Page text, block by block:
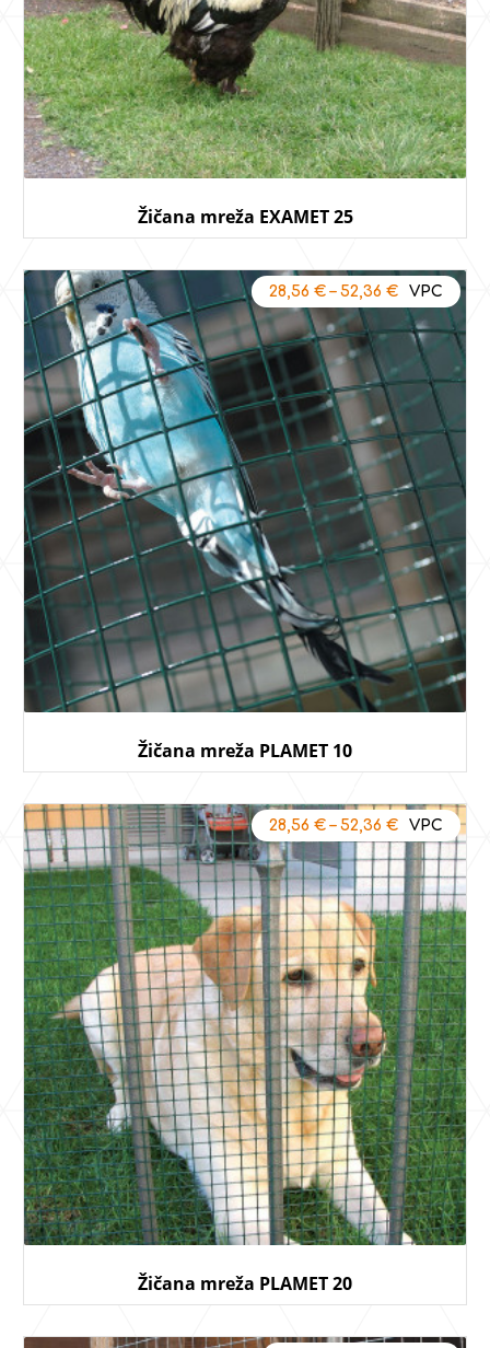
Žičana mreža EXAMET 25
Žičana mreža PLAMET 10
28,56 €– 52,36 €
Žičana mreža PLAMET 20
28,56 €– 52,36 €